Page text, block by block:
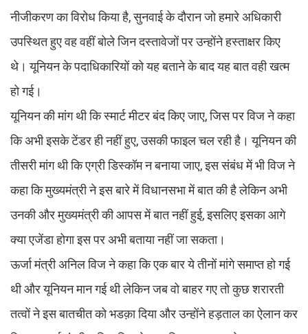
नीजीकरण का विरोध किया है, सुनवाई के दौरान जो हमारे अधिकारी
उपस्थित हुए वह वहीं बोले जिन दस्तावेजों पर उन्होंने हस्ताक्षर किए
थे। यूनियन के पदाधिकारियों को यह बताने के बाद यह बात वही खत्म
हो गई।
यूनियन की मांग थी कि स्मार्ट मीटर बंद किए जाए, जिस पर विज ने कहा
कि अभी इसके टेंडर ही नहीं हुए, उसकी फाइल चल रही है। यूनियन की
तीसरी मांग थी कि एग्री डिस्कॉम न बनाया जाए, इस संबंध में भी विज ने
कहा कि मुख्यमंत्री ने इस बारे में विधानसभा में बात की है लेकिन अभी
उनकी और मुख्यमंत्री की आपस में बात नहीं हुई, इसलिए इसका आगे
क्या एजेंडा होगा इस पर अभी बताया नहीं जा सकता।
ऊर्जा मंत्री अनिल विज ने कहा कि एक बार ये तीनों मांगे समाप्त हो गई
थी और यूनियन मान गई थी लेकिन जब वो बाहर गए तो कुछ शरारती
तत्वों ने इस बातचीत को भडक़ा दिया और उन्होंने हड़ताल का ऐलान कर